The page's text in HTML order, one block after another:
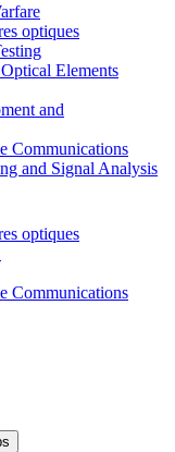
optiques
Elements
and
Communications
and Signal Analysis
optiques
Communications